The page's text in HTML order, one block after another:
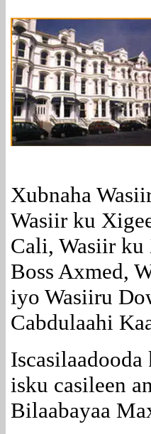
Xubnaha
Wasiir ku
Cali, Wasiir
Boss Axmed,
iyo Wasiiru
Cabdulaahi
isku casileen
Bilaabayaa